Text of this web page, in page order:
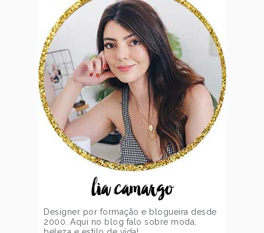
lia camargo
Designer por formação e blogueira desde
2000. Aqui no blog falo sobre moda,